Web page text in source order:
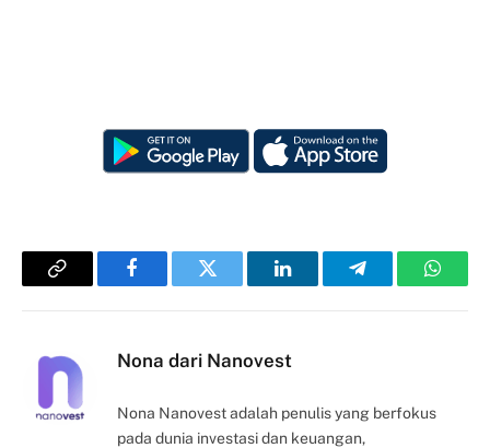
Copy
FacebookTwitter LinkedInTelegram
Nona dari Nanovest
Nona Nanovest adalah penulis yang berfokus
pada dunia investasi dan keuangan,